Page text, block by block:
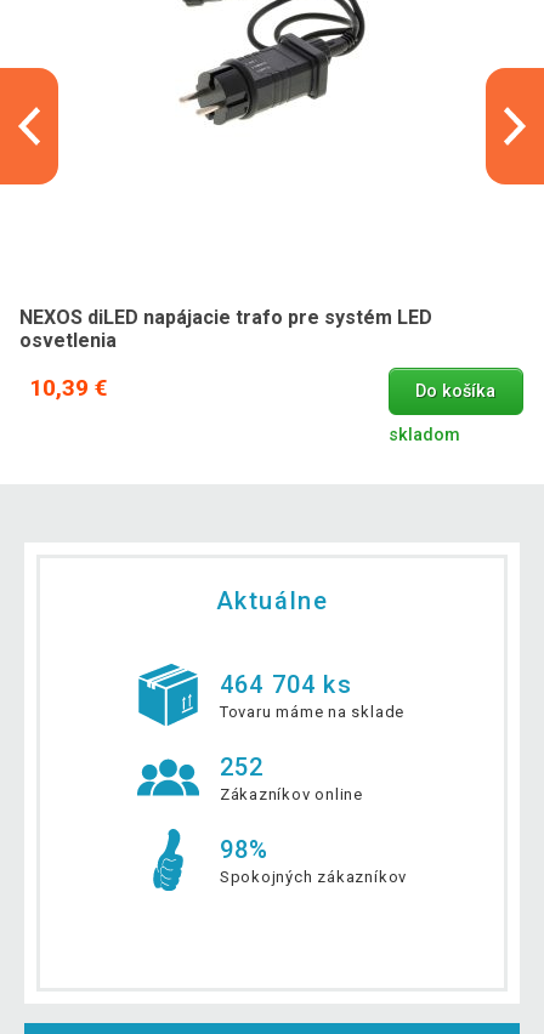
NEXOS diLED napájacie trafo pre systém LED
osvetlenia
10,39 € Do košíka
skladom
Aktuálne
464 704 ks
Tovaru máme na sklade
252
Zákazníkov online
98%
Spokojných zákazníkov